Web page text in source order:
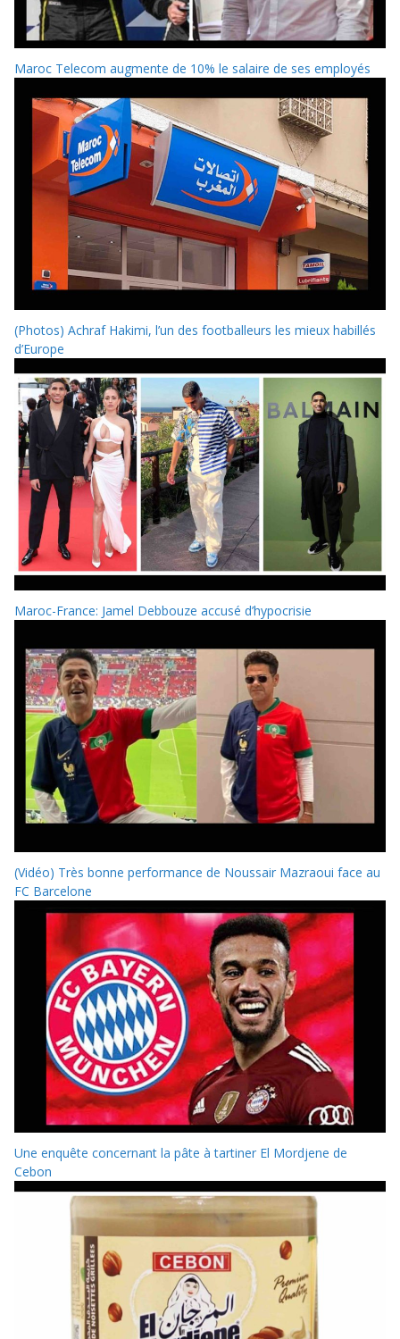
Maroc Telecom augmente de 10% le salaire de ses employés
(Photos) Achraf Hakimi, l’un des footballeurs les mieux habillés
d’Europe
Maroc-France: Jamel Debbouze accusé d’hypocrisie
(Vidéo) Très bonne performance de Noussair Mazraoui face au
FC Barcelone
Une enquête concernant la pâte à tartiner El Mordjene de
Cebon